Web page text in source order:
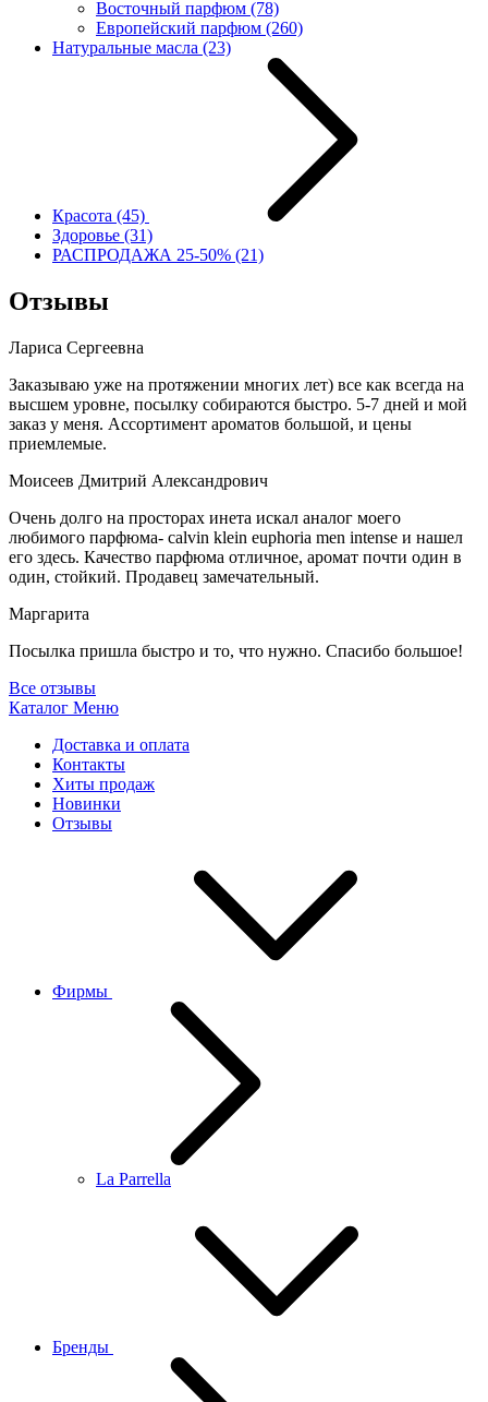
Восточный парфюм (78)
Европейский парфюм (260)
Натуральные масла (23)
Красота (45)
Здоровье (31)
РАСПРОДАЖА 25-50% (21)
Отзывы
Лариса Сергеевна
Заказываю уже на протяжении многих лет) все как всегда на
высшем уровне, посылку собираются быстро. 5-7 дней и мой
заказ у меня. Ассортимент ароматов большой, и цены
приемлемые.
Моисеев Дмитрий Александрович
Очень долго на просторах инета искал аналог моего
любимого парфюма- calvin klein euphoria men intense и нашел
его здесь. Качество парфюма отличное, аромат почти один в
один, стойкий. Продавец замечательный.
Маргарита
Посылка пришла быстро и то, что нужно. Спасибо большое!
Все отзывы
Каталог Меню
Доставка и оплата
Контакты
Хиты продаж
Новинки
Отзывы
Фирмы
La Parrella
Бренды